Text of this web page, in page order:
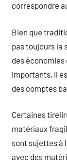
correspondre
Bien que
pas toujours la
des
importants, il
des comptes
Certaines
matériaux
sont sujettes à
avec des